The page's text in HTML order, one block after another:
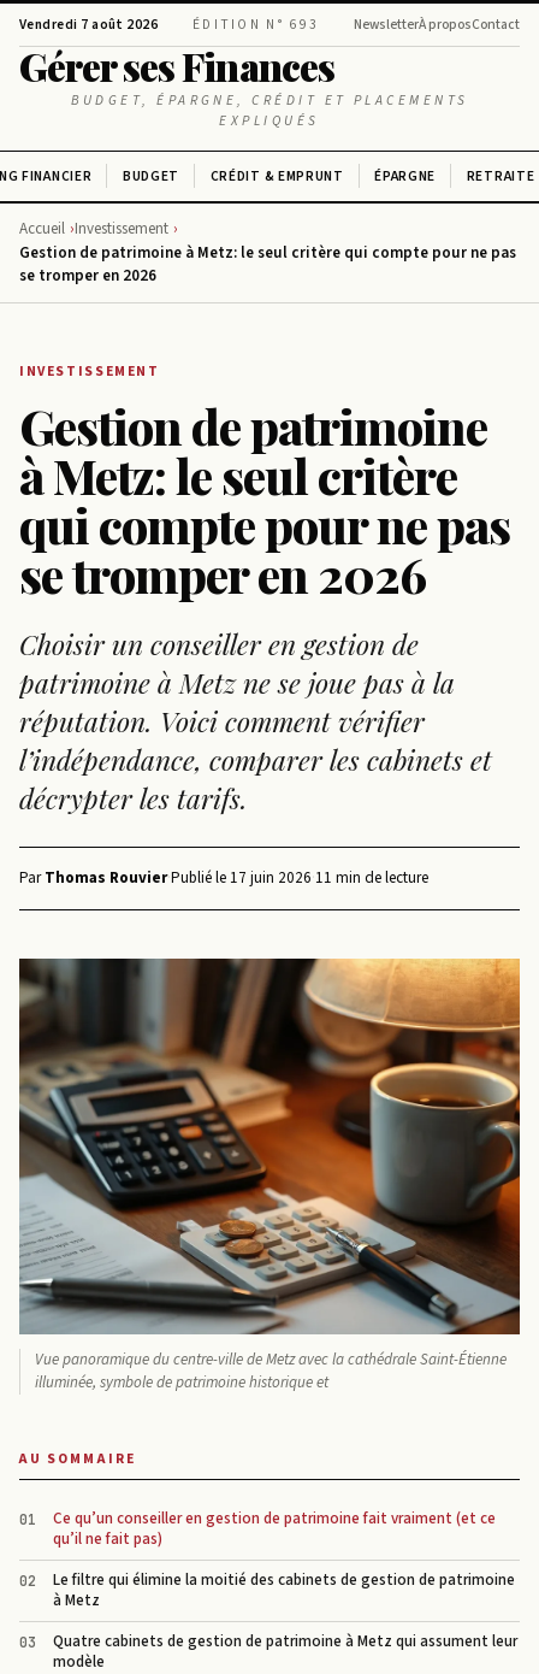
Vendredi 7 août 2026 ÉDITION N° 693 NewsletterÀ proposContact
Gérer ses Finances
BUDGET, ÉPARGNE, CRÉDIT ET PLACEMENTS
EXPLIQUÉS
FINANCIER BUDGET CRÉDIT & EMPRUNT ÉPARGNE RETRAITE
Accueil Investissement
Gestion de patrimoine à Metz: le seul critère qui compte pour ne pas
se tromper en 2026
INVESTISSEMENT
Gestion de patrimoine
à Metz: le seul critère
qui compte pour ne pas
se tromper en 2026
Choisir un conseiller en gestion de
patrimoine à Metz ne se joue pas à la
réputation. Voici comment vérifier
l’indépendance, comparer les cabinets et
décrypter les tarifs.
ParThomas Rouvier·Publié le 17 juin 2026·11 min de lecture
Vue panoramique du centre-ville de Metz avec la cathédrale Saint-Étienne
illuminée, symbole de patrimoine historique et
AU SOMMAIRE
Ce qu’un conseiller en gestion de patrimoine fait vraiment (et ce
qu’il ne fait pas)
Le filtre qui élimine la moitié des cabinets de gestion de patrimoine
à Metz
Quatre cabinets de gestion de patrimoine à Metz qui assument leur
modèle